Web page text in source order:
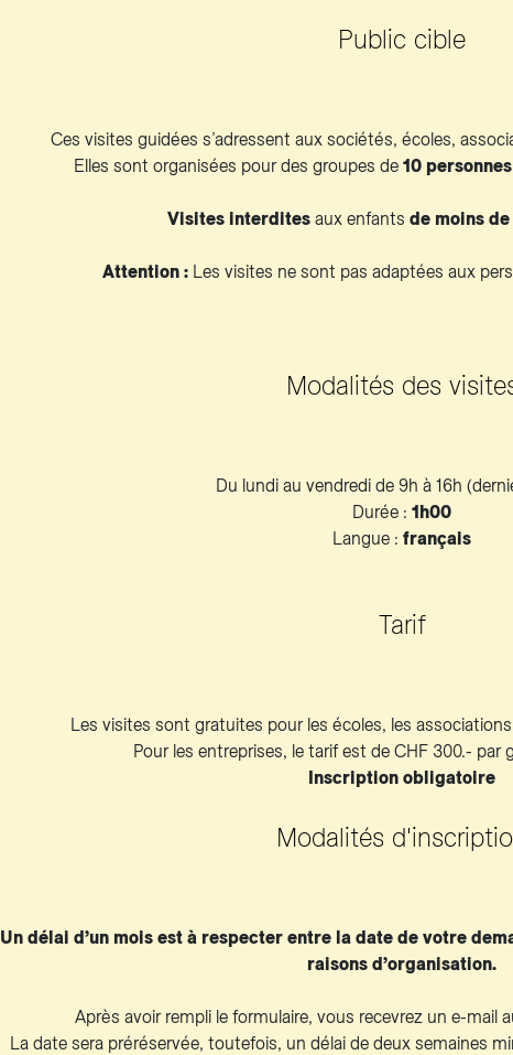
Public cible
Ces visites guidées s’adressent aux sociétés, écoles,
Elles sont organisées pour des groupes de 10
Visites interdites aux enfants de moins
Attention :Les visites ne sont pas adaptées aux
Modalités des
Du lundi au vendredi de 9h à 16h
Durée : 1h00
Langue : français
Tarif
Les visites sont gratuites pour les écoles, les
Pour les entreprises, le tarif est de CHF 300.- par
Inscription obligatoire
Modalités
Un délai d’un mois est à respecter entre la date de votre
raisons d’organisation.
Après avoir rempli le formulaire, vous recevrez un e-mail
La date sera préréservée, toutefois, un délai de deux semaines